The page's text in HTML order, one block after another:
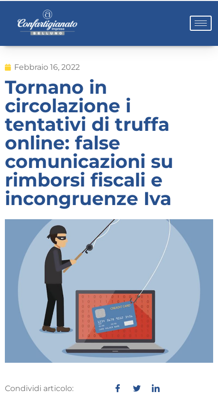
Febbraio 16, 2022
Tornano in
circolazione i
tentativi di truffa
online: false
comunicazioni su
rimborsi fiscali e
incongruenze Iva
Condividi articolo: